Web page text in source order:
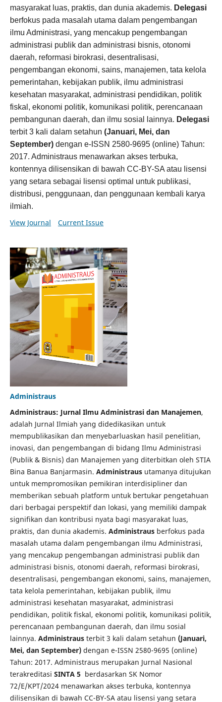
masyarakat luas, praktis, dan dunia akademis. Delegasi
berfokus pada masalah utama dalam pengembangan
ilmu Administrasi, yang mencakup pengembangan
administrasi publik dan administrasi bisnis, otonomi
daerah, reformasi birokrasi, desentralisasi,
pengembangan ekonomi, sains, manajemen, tata kelola
pemerintahan, kebijakan publik, ilmu administrasi
kesehatan masyarakat, administrasi pendidikan, politik
fiskal, ekonomi politik, komunikasi politik, perencanaan
pembangunan daerah, dan ilmu sosial lainnya. Delegasi
terbit 3 kali dalam setahun (Januari, Mei, dan
September)dengan e-ISSN 2580-9695 (online) Tahun:
2017. Administraus menawarkan akses terbuka,
kontennya dilisensikan di bawah CC-BY-SA atau lisensi
yang setara sebagai lisensi optimal untuk publikasi,
distribusi, penggunaan, dan penggunaan kembali karya
ilmiah.
View Journal Current Issue
Administraus
Administraus: Jurnal Ilmu Administrasi dan Manajemen,
adalah Jurnal Ilmiah yang didedikasikan untuk
mempublikasikan dan menyebarluaskan hasil penelitian,
inovasi, dan pengembangan di bidang Ilmu Administrasi
(Publik & Bisnis) dan Manajemen yang diterbitkan oleh STIA
Bina Banua Banjarmasin. Administrausutamanya ditujukan
untuk mempromosikan pemikiran interdisipliner dan
memberikan sebuah platform untuk bertukar pengetahuan
dari berbagai perspektif dan lokasi, yang memiliki dampak
signifikan dan kontribusi nyata bagi masyarakat luas,
praktis, dan dunia akademis. Administrausberfokus pada
masalah utama dalam pengembangan ilmu Administrasi,
yang mencakup pengembangan administrasi publik dan
administrasi bisnis, otonomi daerah, reformasi birokrasi,
desentralisasi, pengembangan ekonomi, sains, manajemen,
tata kelola pemerintahan, kebijakan publik, ilmu
administrasi kesehatan masyarakat, administrasi
pendidikan, politik fiskal, ekonomi politik, komunikasi politik,
perencanaan pembangunan daerah, dan ilmu sosial
lainnya. Administrausterbit 3 kali dalam setahun (Januari,
Mei, dan September)dengan e-ISSN 2580-9695 (online)
Tahun: 2017. Administraus merupakan Jurnal Nasional
terakreditasi SINTA 5 berdasarkan SK Nomor
72/E/KPT/2024 menawarkan akses terbuka, kontennya
dilisensikan di bawah CC-BY-SA atau lisensi yang setara